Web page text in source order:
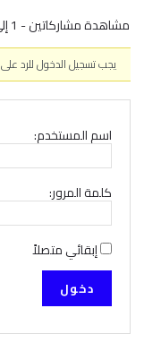
مشاهدة مشاركاتين - 1 إلى 2 (من مجموع 2)
يجب تسجيل الدخول للرد
اسم المستخدم:
كلمة المرور:
إبقائي متصلاً
دخول